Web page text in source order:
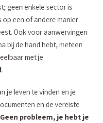
geen enkele sector is
op een of andere manier
Ook voor aanwervingen
bij de hand hebt, meteen
met je
.
je leven te vinden en je
en de vereiste
Geen probleem, je hebt je